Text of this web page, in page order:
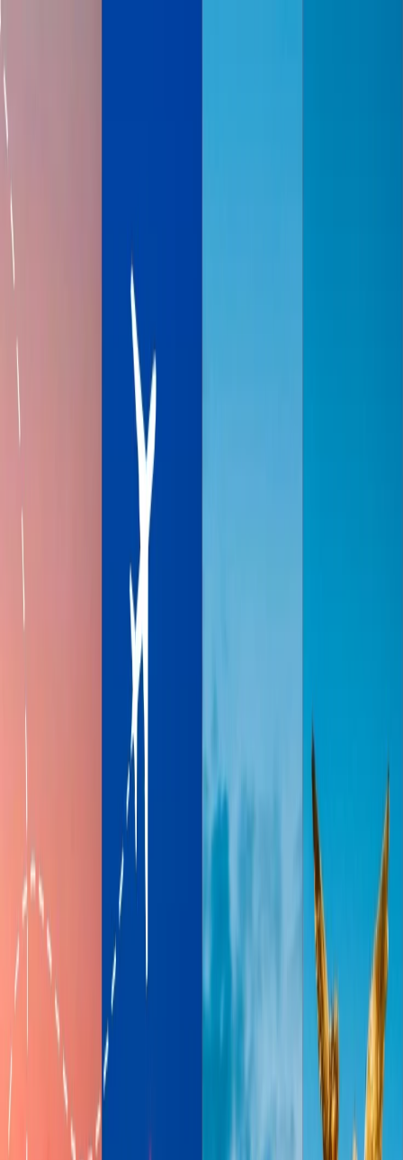
You have been redirected to
location.
Tabla de contenido
¿Los precios de los vuelos suben o bajan después de
¿Es posible encontrar vuelos asequibles después de Navidad?
Para conseguir vuelos baratos, puede seguir los consejos
inteligentes que se mencionan a continuación.
Preguntas frecuentes
Home
Blogs de viajes /
¿Los precios de los vuelos suben o bajan
después de Navidad?
19 Dec, 2024 By :
Solicitar Llamada
Si ha perdido la oportunidad de pasar su tiempo de calidad con su
familia o sus amigos durante Navidad debido a una circunstancia
inevitable, no tiene que preocuparse; puede reservar el vuelo para su
viaje después de Navidad con la aerolínea preferida libre de
problemas. Tras las fiestas, enero y febrero registran los precios más
bajos del año ya que la demanda se desploma tras la temporada alta.
Si quiere conseguir vuelos baratos para sus vacaciones después de
Navidad, está en el lugar correcto. Este artículo incluye toda la
información valiosa para usted.
¿Es posible encontrar vuelos asequibles
después de Navidad?
Sí, es posible encontrar vuelos asequibles después de Navidad. Los
precios de los vuelos suelen bajar después de Navidad. A medida
que finaliza la temporada alta navideña a principios de enero y la
demanda general de viajes se desploma, muchas aerolíneas reducen
sus tarifas para llenar los asientos vacíos durante la temporada baja.
Para conseguir vuelos baratos, puede
seguir los consejos inteligentes que se
mencionan a continuación.